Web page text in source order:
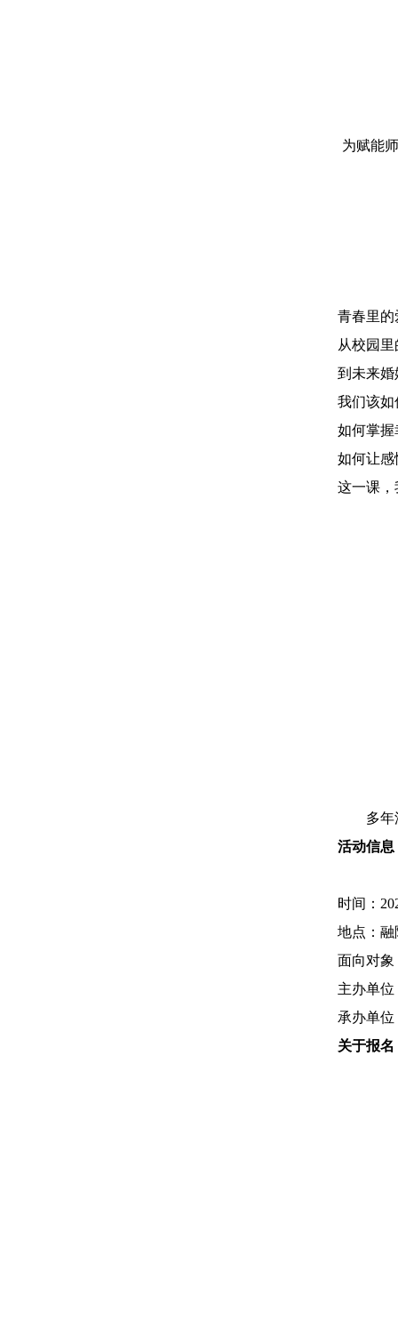
为赋能
青春里的
从校园
到未来
我们该如
如何掌握
如何让感
这一课，
多
活动信息
时间：
地点： 融
面向对象
主办单
承办单
关于报名